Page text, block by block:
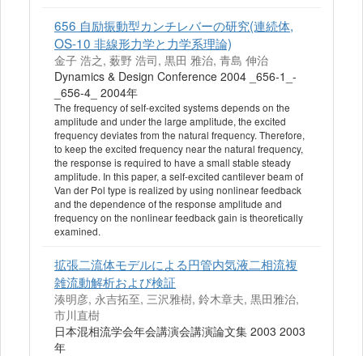
656 自励振動型カンチレバーの研究(連続体,
OS-10 非線形力学と力学系理論)
金子 浩之, 薮野 浩司, 黒田 雅治, 青島 伸治
Dynamics & Design Conference 2004 _656-1_-
_656-4_ 2004年
The frequency of self-excited systems depends on the
amplitude and under the large amplitude, the excited
frequency deviates from the natural frequency. Therefore,
to keep the excited frequency near the natural frequency,
the response is required to have a small stable steady
amplitude. In this paper, a self-excited cantilever beam of
Van der Pol type is realized by using nonlinear feedback
and the dependence of the response amplitude and
frequency on the nonlinear feedback gain is theoretically
examined.
拡張二流体モデルによる円管内気液二相流複
雑流動解析および検証
湊明彦, 永吉拓至, 三沢雅樹, 鈴木章夫, 黒田雅治,
市川直樹
日本混相流学会年会講演会講演論文集 2003 2003
年